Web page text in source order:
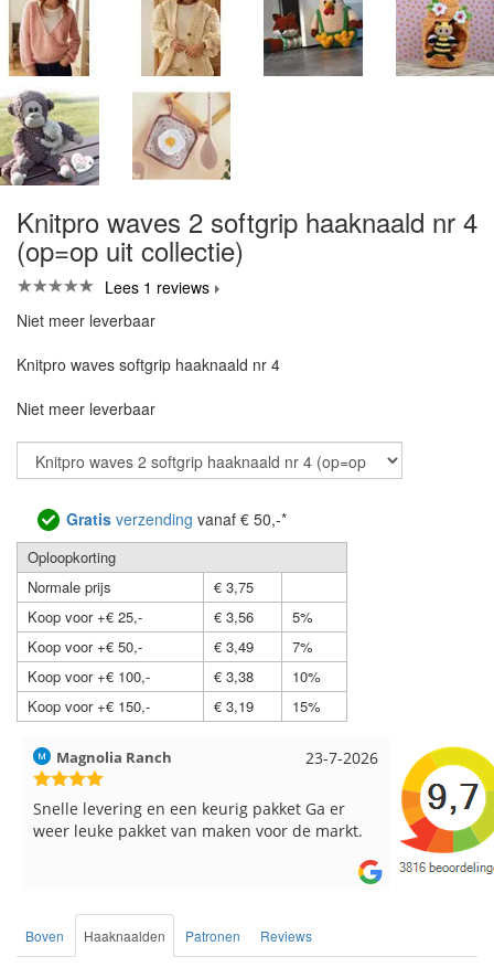
Knitpro waves 2 softgrip haaknaald nr 4
(op=op uit collectie)
Lees 1 reviews
Niet meer leverbaar
Knitpro waves softgrip haaknaald nr 4
Niet meer leverbaar
Gratis verzending vanaf € 50,-*
Oploopkorting
Normale prijs
€ 3,75
Koop voor +€ 25,-
€ 3,56
5%
Koop voor +€ 50,-
€ 3,49
7%
Koop voor +€ 100,-
€ 3,38
10%
Koop voor +€ 150,-
€ 3,19 15%
17-7-2026
Hilde uit Loyers
Reeds meerdere keren breigaren en
breinaalden besteld, altijd heel tevreden over
Loes uit
Snelle
Boven Haaknaalden Patronen Reviews